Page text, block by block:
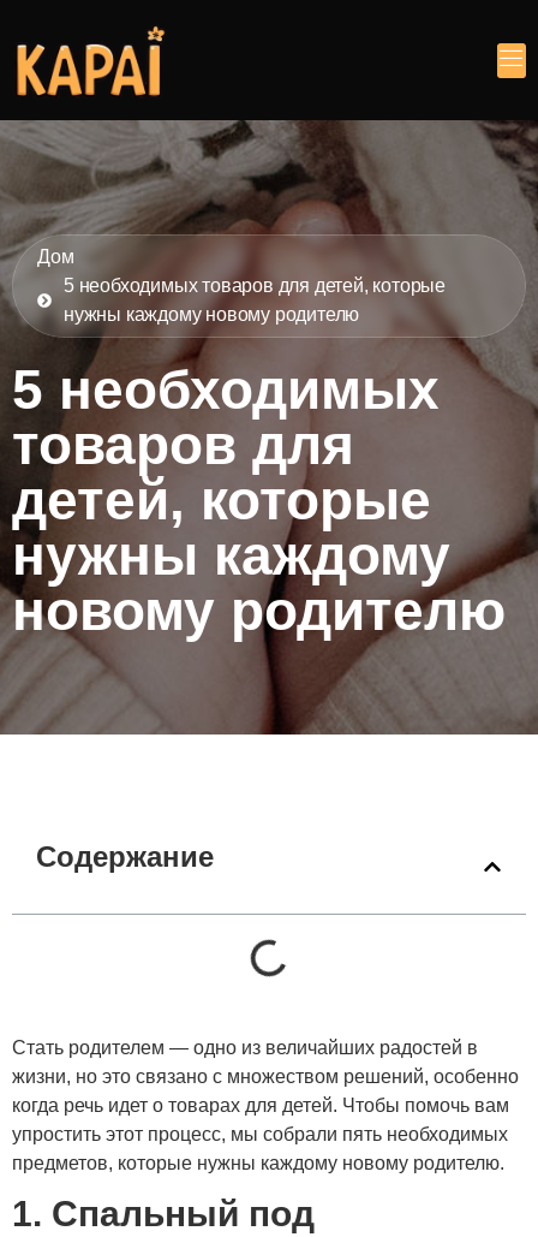
Дом
5 необходимых товаров для детей, которые
нужны каждому новому родителю
5 необходимых
товаров для
детей, которые
нужны каждому
новому родителю
Содержание
Стать родителем — одно из величайших радостей в
жизни, но это связано с множеством решений, особенно
когда речь идет о товарах для детей. Чтобы помочь вам
упростить этот процесс, мы собрали пять необходимых
предметов, которые нужны каждому новому родителю.
1. Спальный под